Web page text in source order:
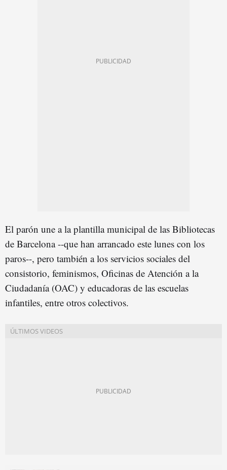
El parón une a la plantilla municipal de las Bibliotecas
de Barcelona --que han arrancado este lunes con los
paros--, pero también a los servicios sociales del
consistorio, feminismos, Oficinas de Atención a la
Ciudadanía (OAC) y educadoras de las escuelas
infantiles, entre otros colectivos.